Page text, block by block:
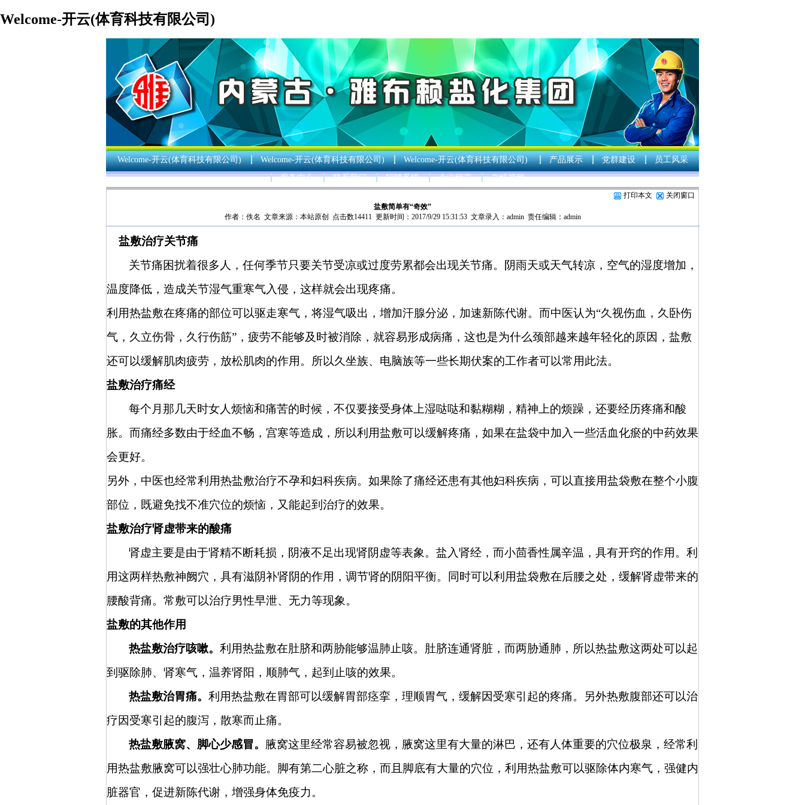
Welcome-开云(体育科技有限公司)
Welcome-开云(体育科技有限公司) Welcome-开云(体育科技有限公司) Welcome-开云(体育科技有限公司) 产品展示 党群建设
员工风采
服务中心
联系我们 招聘系统 企业留言 在线视频
打印本文
关闭窗口
盐敷简单有“奇效”
作者：佚名 文章来源：本站原创 点击数14411 更新时间：2017/9/29 15:31:53 文章录入：admin 责任编辑：admin
盐敷治疗关节痛
关节痛困扰着很多人，任何季节只要关节受凉或过度劳累都会出现关节痛。阴雨天或天气转凉，空气的湿度增加，
温度降低，造成关节湿气重寒气入侵，这样就会出现疼痛。
利用热盐敷在疼痛的部位可以驱走寒气，将湿气吸出，增加汗腺分泌，加速新陈代谢。而中医认为“久视伤血，久卧伤
气，久立伤骨，久行伤筋”，疲劳不能够及时被消除，就容易形成病痛，这也是为什么颈部越来越年轻化的原因，盐敷
还可以缓解肌肉疲劳，放松肌肉的作用。所以久坐族、电脑族等一些长期伏案的工作者可以常用此法。
盐敷治疗痛经
每个月那几天时女人烦恼和痛苦的时候，不仅要接受身体上湿哒哒和黏糊糊，精神上的烦躁，还要经历疼痛和酸
胀。而痛经多数由于经血不畅，宫寒等造成，所以利用盐敷可以缓解疼痛，如果在盐袋中加入一些活血化瘀的中药效果
会更好。
另外，中医也经常利用热盐敷治疗不孕和妇科疾病。如果除了痛经还患有其他妇科疾病，可以直接用盐袋敷在整个小腹
部位，既避免找不准穴位的烦恼，又能起到治疗的效果。
盐敷治疗肾虚带来的酸痛
肾虚主要是由于肾精不断耗损，阴液不足出现肾阴虚等表象。盐入肾经，而小茴香性属辛温，具有开窍的作用。利
用这两样热敷神阙穴，具有滋阴补肾阴的作用，调节肾的阴阳平衡。同时可以利用盐袋敷在后腰之处，缓解肾虚带来的
腰酸背痛。常敷可以治疗男性早泄、无力等现象。
盐敷的其他作用
热盐敷治疗咳嗽。利用热盐敷在肚脐和两胁能够温肺止咳。肚脐连通肾脏，而两胁通肺，所以热盐敷这两处可以起
到驱除肺、肾寒气，温养肾阳，顺肺气，起到止咳的效果。
热盐敷治胃痛。利用热盐敷在胃部可以缓解胃部痉挛，理顺胃气，缓解因受寒引起的疼痛。另外热敷腹部还可以治
疗因受寒引起的腹泻，散寒而止痛。
热盐敷腋窝、脚心少感冒。 腋窝这里经常容易被忽视，腋窝这里有大量的淋巴，还有人体重要的穴位极泉，经常利
用热盐敷腋窝可以强壮心肺功能。脚有第二心脏之称，而且脚底有大量的穴位，利用热盐敷可以驱除体内寒气，强健内
脏器官，促进新陈代谢，增强身体免疫力。